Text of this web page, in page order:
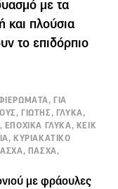
με τα
και πλούσια
το επιδόρπιο
ΓΙΑ
ΓΙΩΤΗΣ, ΓΛΥΚΑ,
ΕΠΟΧΙΚΑ ΓΛΥΚΑ, ΚΕΙΚ
ΚΥΡΙΑΚΑΤΙΚΟ
ΠΑΣΧΑ,
με φράουλες